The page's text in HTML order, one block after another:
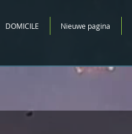
DOMICILE Nieuwe pagina